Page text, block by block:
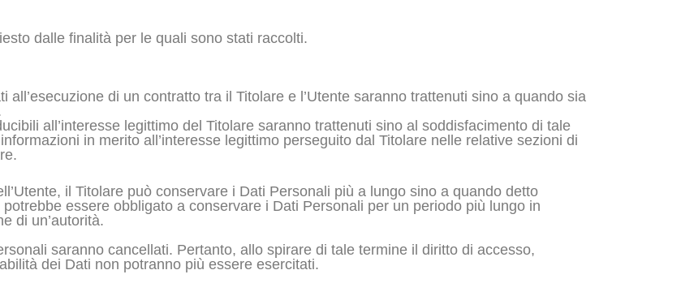
dalle finalità per le quali sono stati raccolti.
all’esecuzione di un contratto tra il Titolare e l’Utente saranno trattenuti sino a quando sia
all’interesse legittimo del Titolare saranno trattenuti sino al soddisfacimento di tale
in merito all’interesse legittimo perseguito dal Titolare nelle relative sezioni di
il Titolare può conservare i Dati Personali più a lungo sino a quando detto
essere obbligato a conservare i Dati Personali per un periodo più lungo in
di un’autorità.
saranno cancellati. Pertanto, allo spirare di tale termine il diritto di accesso,
dei Dati non potranno più essere esercitati.